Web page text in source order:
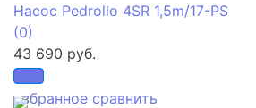
избранное сравнить
Насос Pedrollo 4SR 1,5m/17-PS
(0)
43 690 руб.